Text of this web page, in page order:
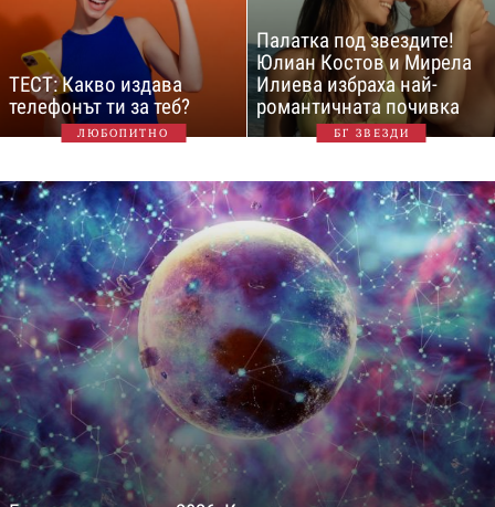
ТЕСТ: Какво издава
телефонът ти за теб?
ЛЮБОПИТНО
Палатка под звездите!
Юлиан Костов и Мирела
Илиева избраха най-
романтичната почивка
БГ ЗВЕЗДИ